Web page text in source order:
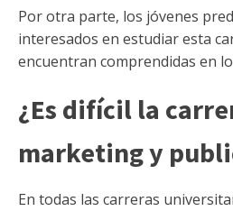
Por otra parte, los jóvenes
interesados en estudiar esta
encuentran comprendidas en
¿Es difícil la
marketing y
En todas las carreras